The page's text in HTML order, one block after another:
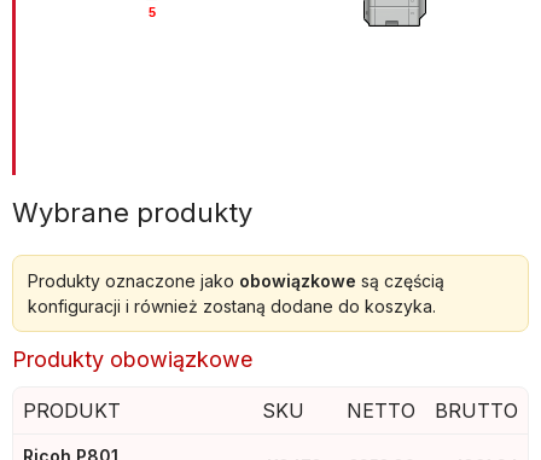
Wybrane produkty
Produkty oznaczone jako obowiązkowe są częścią
konfiguracji i również zostaną dodane do koszyka.
Produkty obowiązkowe
PRODUKT SKU NETTO BRUTTO
Ricoh P801